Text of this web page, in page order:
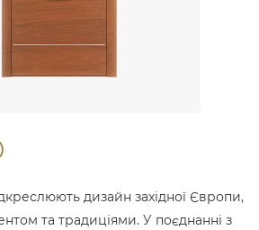
дизайн західної Європи,
та традиціями. У поєднанні з